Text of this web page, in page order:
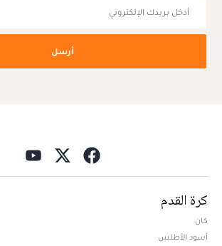
أرسل
كرة القدم
كان
أسود الأطلس